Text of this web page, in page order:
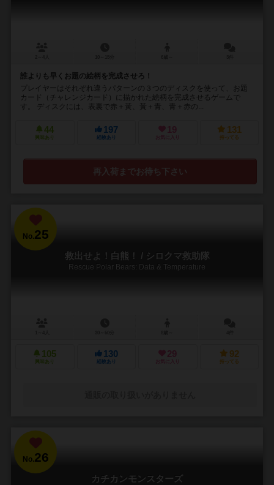
誰よりも早くお題の絵柄を完成させろ！
プレイヤーはそれぞれ違うパターンの３つのディスクを使って、お題
カード（チャレンジカード）に描かれた絵柄を完成させるゲームで
す。 ディスクには、表裏で赤＋黃、黃＋青、青＋赤の...
44
興味あり
197
経験あり
19
お気に入り
131
持ってる
再入荷までお待ち下さい
No.25
救出せよ！白熊！ / シロクマ救助隊
Rescue Polar Bears: Data & Temperature
105
興味あり
130
経験あり
29
お気に入り
92
持ってる
No.26
カチカンモンスターズ